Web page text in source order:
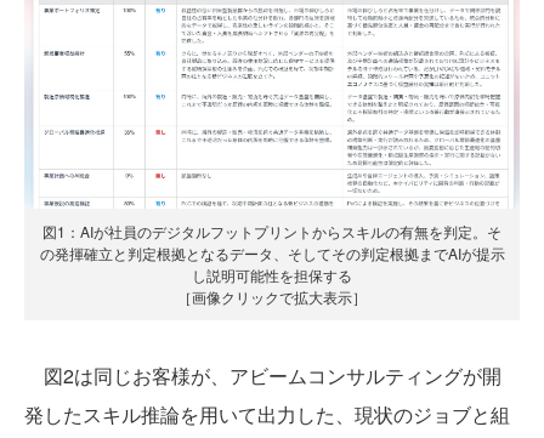
図1：AIが社員のデジタルフットプリントからスキルの有無を判定。そ
の発揮確立と判定根拠となるデータ、そしてその判定根拠までAIが提示
し説明可能性を担保する
［画像クリックで拡大表示］
図2は同じお客様が、アビームコンサルティングが開
発したスキル推論を用いて出力した、現状のジョブと組